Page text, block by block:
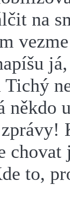
na
Tichý
někdo
to,